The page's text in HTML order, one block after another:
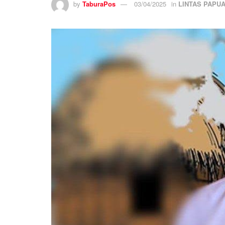
by TaburaPos 03/04/2025 in LINTAS PAPUA